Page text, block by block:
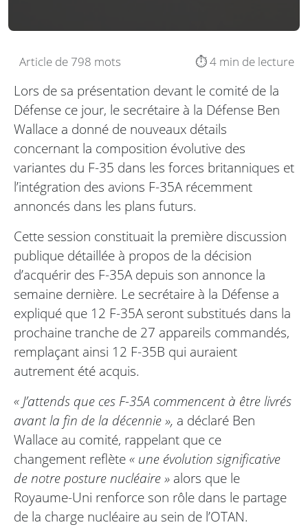
Article de 798 mots ⏱️ 4 min de lecture
Lors de sa présentation devant le comité de la
Défense ce jour, le secrétaire à la Défense Ben
Wallace a donné de nouveaux détails
concernant la composition évolutive des
variantes du F-35 dans les forces britanniques et
l’intégration des avions F-35A récemment
annoncés dans les plans futurs.
Cette session constituait la première discussion
publique détaillée à propos de la décision
d’acquérir des F-35A depuis son annonce la
semaine dernière. Le secrétaire à la Défense a
expliqué que 12 F-35A seront substitués dans la
prochaine tranche de 27 appareils commandés,
remplaçant ainsi 12 F-35B qui auraient
autrement été acquis.
« J’attends que ces F-35A commencent à être livrés
avant la fin de la décennie », a déclaré Ben
Wallace au comité, rappelant que ce
changement reflète« une évolution significative
de notre posture nucléaire » alors que le
Royaume-Uni renforce son rôle dans le partage
de la charge nucléaire au sein de l’OTAN.